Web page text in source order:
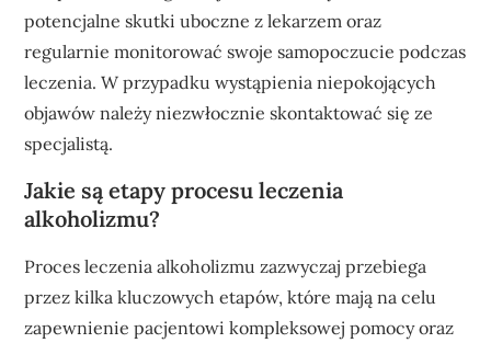
potencjalne skutki uboczne z lekarzem oraz
regularnie monitorować swoje samopoczucie podczas
leczenia. W przypadku wystąpienia niepokojących
objawów należy niezwłocznie skontaktować się ze
specjalistą.
Jakie są etapy procesu leczenia
alkoholizmu?
Proces leczenia alkoholizmu zazwyczaj przebiega
przez kilka kluczowych etapów, które mają na celu
zapewnienie pacjentowi kompleksowej pomocy oraz